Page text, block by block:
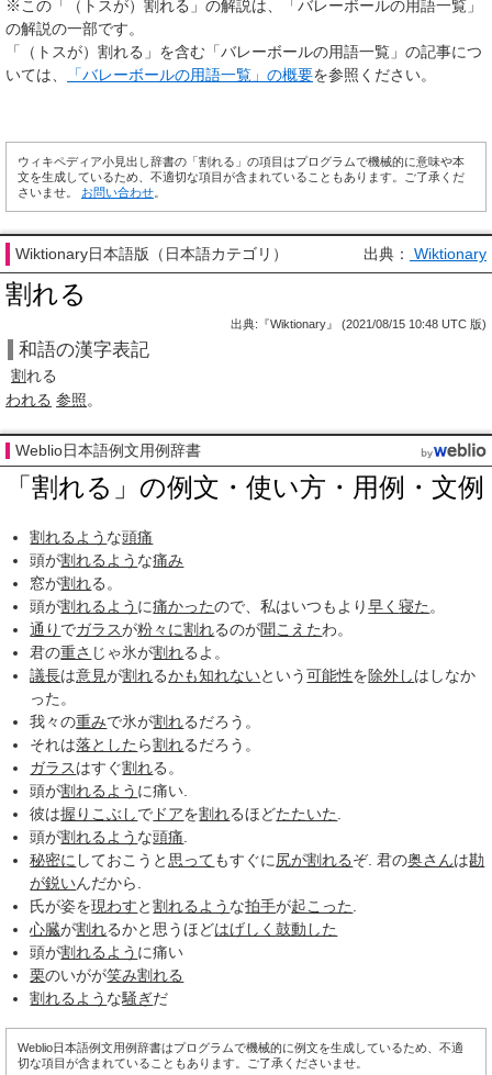
※この「（トスが）割れる」の解説は、「バレーボールの用語一覧」
の解説の一部です。
「（トスが）割れる」を含む「バレーボールの用語一覧」の記事につ
いては、
「バレーボールの用語一覧」の概要を参照ください。
ウィキペディア小見出し辞書の「割れる」の項目はプログラムで機械的に意味や本
文を生成しているため、不適切な項目が含まれていることもあります。ご了承くだ
さいませ。 お問い合わせ
Wiktionary日本語版（日本語カテゴリ） 出典： Wiktionary
割れる
出典:『Wiktionary』 (2021/08/15 10:48 UTC 版)
和語の漢字表記
割れる
われる 参照。
Weblio日本語例文用例辞書
「割れる」の例文・使い方・用例・文例
割れるよう な頭痛
頭が割れるよう な痛み
窓が割れる。
頭が割れるよう に痛かったので、私はいつもより早く寝た 。
通り でガラスが粉々に割れるのが聞こえたわ。
君の重さ じゃ氷が割れるよ。
議長は意見が割れるかも知れないという可能性を除外しはしなか
った。
我々の重みで氷が割れるだろう。
それは落とした ら割れるだろう。
ガラスはすぐ割れる。
頭が割れるよう に痛い.
彼は握りこぶしで ドアを割れるほどたたいた
頭が割れるよう な頭痛
秘密に しておこうと 思ってもすぐに尻が割れるぞ. 君の奥さんは勘
が鋭いんだから.
氏が姿を現わすと割れるよう な拍手が起こった
心臓が割れるかと思うほどはげしく鼓動した
頭が割れるよう に痛い
栗のいがが笑み割れる
割れるよう な騒ぎだ
Weblio日本語例文用例辞書はプログラムで機械的に例文を生成しているため、不適
切な項目が含まれていることもあります。ご了承くださいませ。